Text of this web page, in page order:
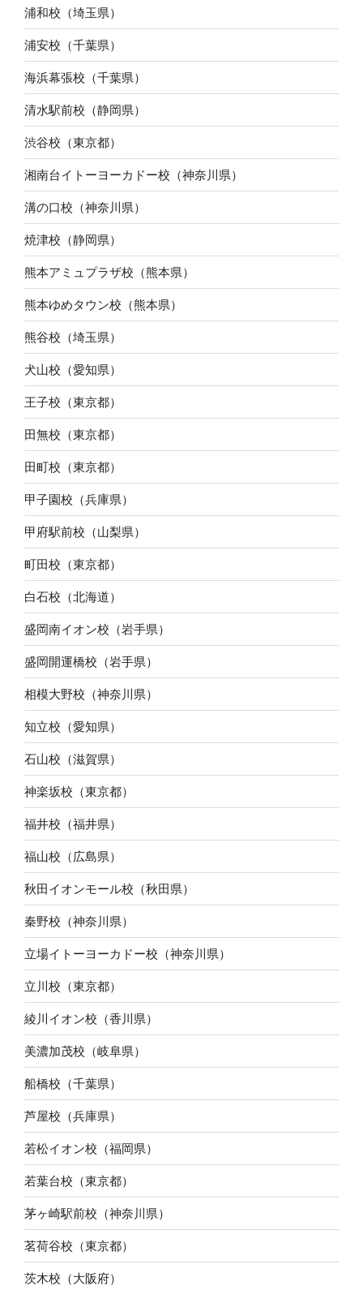
浦和校（埼玉県）
浦安校（千葉県）
海浜幕張校（千葉県）
清水駅前校（静岡県）
渋谷校（東京都）
湘南台イトーヨーカドー校（神奈川県）
溝の口校（神奈川県）
焼津校（静岡県）
熊本アミュプラザ校（熊本県）
熊本ゆめタウン校（熊本県）
熊谷校（埼玉県）
犬山校（愛知県）
王子校（東京都）
田無校（東京都）
田町校（東京都）
甲子園校（兵庫県）
甲府駅前校（山梨県）
町田校（東京都）
白石校（北海道）
盛岡南イオン校（岩手県）
盛岡開運橋校（岩手県）
相模大野校（神奈川県）
知立校（愛知県）
石山校（滋賀県）
神楽坂校（東京都）
福井校（福井県）
福山校（広島県）
秋田イオンモール校（秋田県）
秦野校（神奈川県）
立場イトーヨーカドー校（神奈川県）
立川校（東京都）
綾川イオン校（香川県）
美濃加茂校（岐阜県）
船橋校（千葉県）
芦屋校（兵庫県）
若松イオン校（福岡県）
若葉台校（東京都）
茅ヶ崎駅前校（神奈川県）
茗荷谷校（東京都）
茨木校（大阪府）